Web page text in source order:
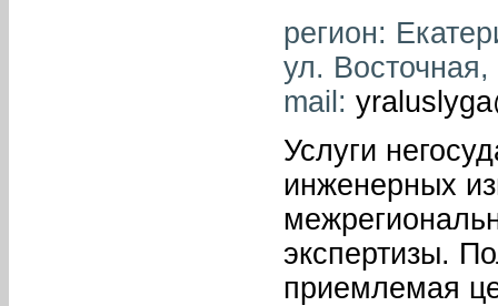
регион:
ул.
mail:
Услуги
инженерных
экспертизы.
приемлемая